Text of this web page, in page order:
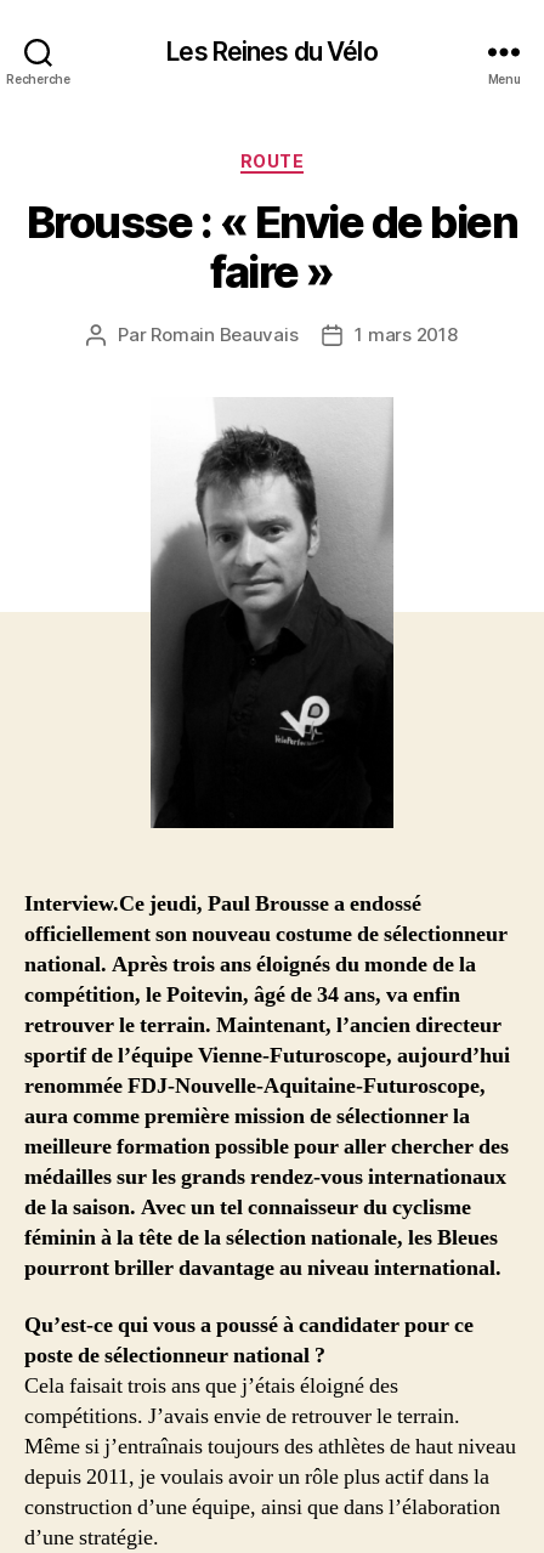
Recherche
Les Reines du Vélo
Menu
Catégories
ROUTE
Brousse : « Envie de bien
faire »
Auteur
Par Romain Beauvais
Date1 mars 2018
Interview.Ce jeudi, Paul Brousse a endossé
officiellement son nouveau costume de sélectionneur
national. Après trois ans éloignés du monde de la
compétition, le Poitevin, âgé de 34 ans, va enfin
retrouver le terrain. Maintenant, l’ancien directeur
sportif de l’équipe Vienne-Futuroscope, aujourd’hui
renommée FDJ-Nouvelle-Aquitaine-Futuroscope,
aura comme première mission de sélectionner la
meilleure formation possible pour aller chercher des
médailles sur les grands rendez-vous internationaux
de la saison. Avec un tel connaisseur du cyclisme
féminin à la tête de la sélection nationale, les Bleues
pourront briller davantage au niveau international.
Qu’est-ce qui vous a poussé à candidater pour ce
poste de sélectionneur national ?
Cela faisait trois ans que j’étais éloigné des
compétitions. J’avais envie de retrouver le terrain.
Même si j’entraînais toujours des athlètes de haut niveau
depuis 2011, je voulais avoir un rôle plus actif dans la
construction d’une équipe, ainsi que dans l’élaboration
d’une stratégie.